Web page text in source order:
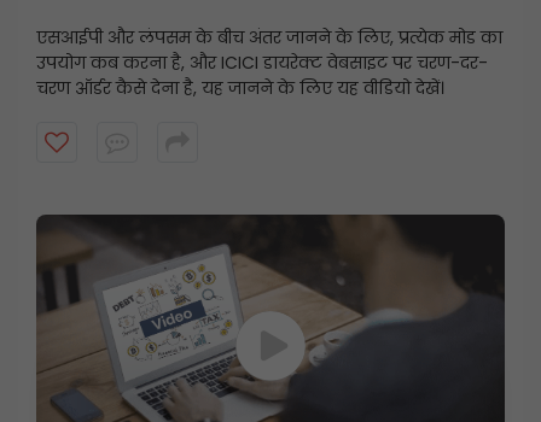
एसआईपी और लंपसम के बीच अंतर जानने के लिए, प्रत्येक मोड का
उपयोग कब करना है, और ICICI डायरेक्ट वेबसाइट पर चरण-दर-
चरण ऑर्डर कैसे देना है, यह जानने के लिए यह वीडियो देखें।